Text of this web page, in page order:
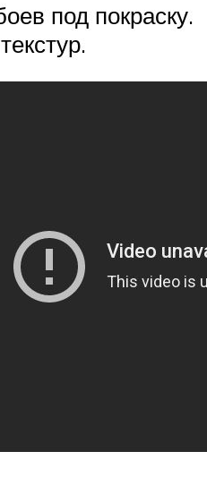
под покраску.